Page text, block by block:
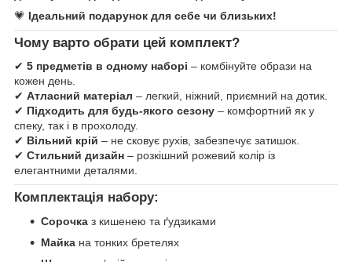
💗 Ідеальний подарунок для себе чи близьких!
Чому варто обрати цей комплект?
✔ 5 предметів в одному наборі – комбінуйте образи на
кожен день.
✔ Атласний матеріал – легкий, ніжний, приємний на дотик.
✔ Підходить для будь-якого сезону – комфортний як у
спеку, так і в прохолоду.
✔ Вільний крій – не сковує рухів, забезпечує затишок.
✔ Стильний дизайн – розкішний рожевий колір із
елегантними деталями.
Комплектація набору:
Сорочка з кишенею та ґудзиками
Майка на тонких бретелях